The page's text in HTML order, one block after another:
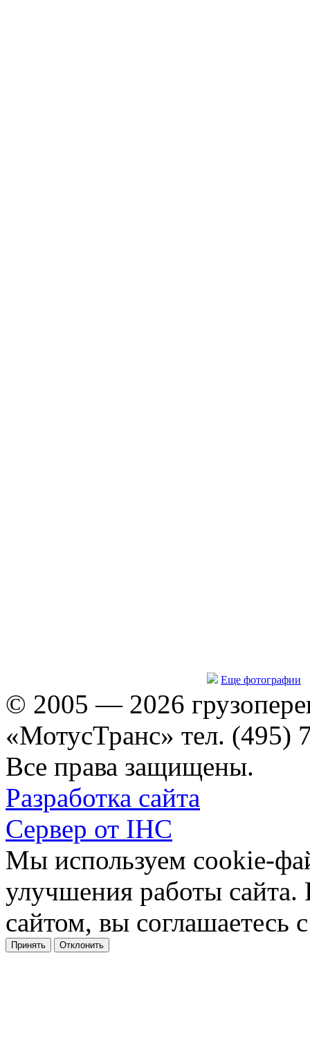
Еще фотографии
© 2005 — 2026
«МотусТранс» тел. (495)
Все права защищены.
Разработка сайта
Сервер от IHC
Мы используем cookie-
улучшения работы сайта.
сайтом, вы соглашаетесь
Принять Отклонить